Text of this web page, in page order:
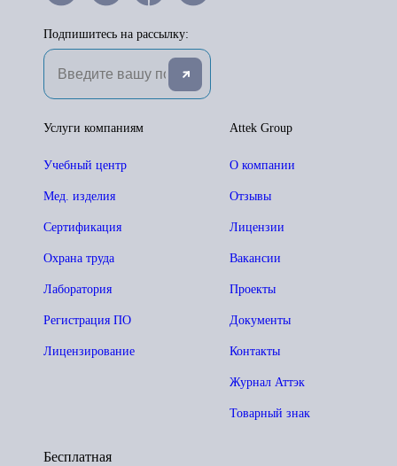
Подпишитесь на рассылку:
Attek Group
О компании
Отзывы
Лицензии
Вакансии
Проекты
Документы
Контакты
Журнал Аттэк
Товарный знак
Услуги компаниям
Учебный центр
Мед. изделия
Сертификация
Охрана труда
Лаборатория
Регистрация ПО
Лицензирование
Бесплатная